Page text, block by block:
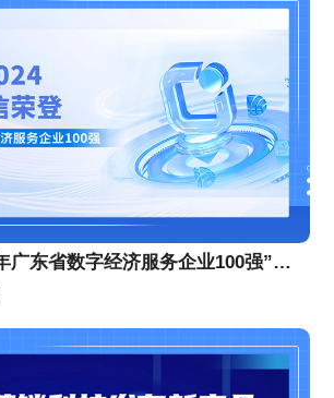
东信荣登“2024年广东省数字经济服务企业100强”榜单，位列第10名！